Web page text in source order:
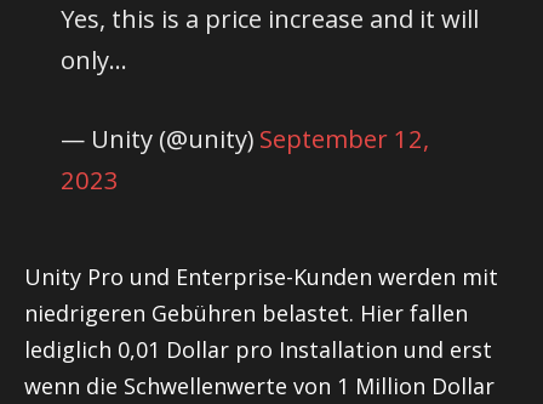
Yes, this is a price increase and it will
only…
— Unity (@unity) September 12,
2023
Unity Pro und Enterprise-Kunden werden mit
niedrigeren Gebühren belastet. Hier fallen
lediglich 0,01 Dollar pro Installation und erst
wenn die Schwellenwerte von 1 Million Dollar